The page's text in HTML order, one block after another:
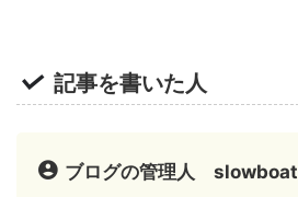
記事を書いた人
ブログの管理人 slowboat